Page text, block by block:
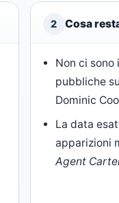
2 Cosa
Non ci sono
pubbliche
Dominic
La data
apparizioni
Agent